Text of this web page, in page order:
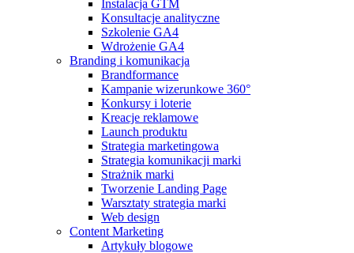
Instalacja GTM
Konsultacje analityczne
Szkolenie GA4
Wdrożenie GA4
Branding i komunikacja
Brandformance
Kampanie wizerunkowe 360°
Konkursy i loterie
Kreacje reklamowe
Launch produktu
Strategia marketingowa
Strategia komunikacji marki
Strażnik marki
Tworzenie Landing Page
Warsztaty strategia marki
Web design
Content Marketing
Artykuły blogowe